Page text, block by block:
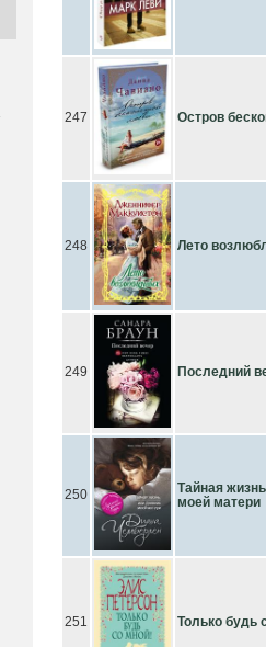
247 Остров
248 Лето
249 Последний
250
Тайная
моей матери
251 Только будь